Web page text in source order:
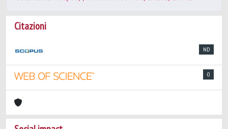
Citazioni
ND
0